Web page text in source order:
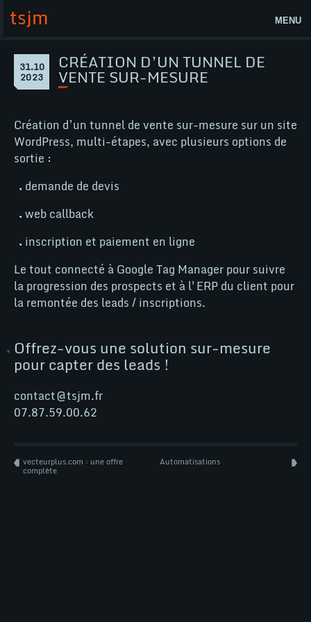
au
contenu
tsjm MENU
Accueil
Actualités
tsjm
Contact
Nos compétences
WordPress
WooCommerce
Page
Création
d’un
vente
sur-
mesure
31.10
2023
31
octobre
CRÉATION D’UN TUNNEL DE
VENTE SUR-MESURE
Création d’un tunnel de vente sur-mesure sur un site
WordPress, multi-étapes, avec plusieurs options de
sortie :
demande de devis
web callback
inscription et paiement en ligne
Le tout connecté à Google Tag Manager pour suivre
la progression des prospects et à l'ERP du client pour
la remontée des leads / inscriptions.
Offrez-vous une solution sur-mesure
pour capter des leads !
contact@tsjm.fr
07.87.59.00.62
vecteurplus.com : une offre
complète
Automatisations
tsjm @